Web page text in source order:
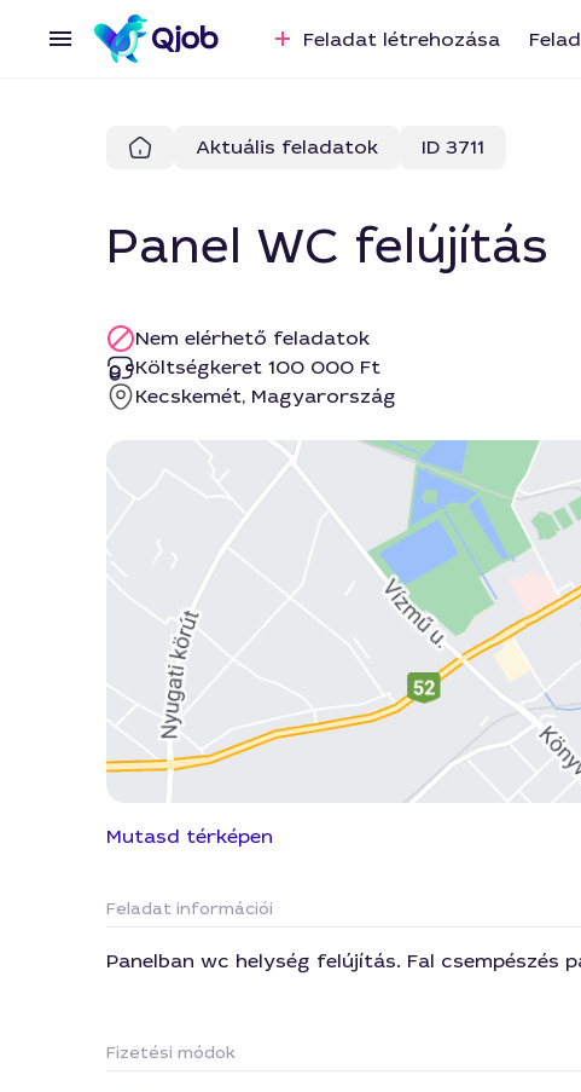
Feladat létrehozása
Aktuális feladatok ID 3711
Panel WC felújítás
Nem elérhető feladatok
Költségkeret 100 000 Ft
Kecskemét, Magyarország
Mutasd térképen
Feladat információi
Panelban wc helység felújítás. Fal csempészés
Fizetési módok